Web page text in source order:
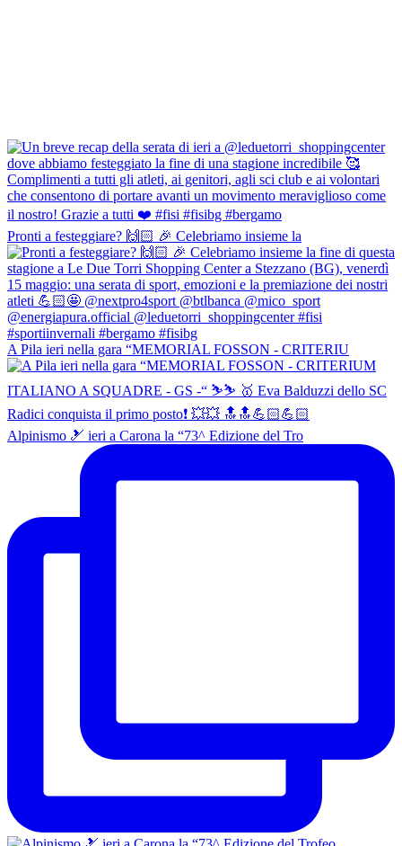
Pronti a festeggiare? 🙌🏻 🎉 Celebriamo insieme la
A Pila ieri nella gara “MEMORIAL FOSSON - CRITERIU
Alpinismo 🎿 ieri a Carona la “73^ Edizione del Tro